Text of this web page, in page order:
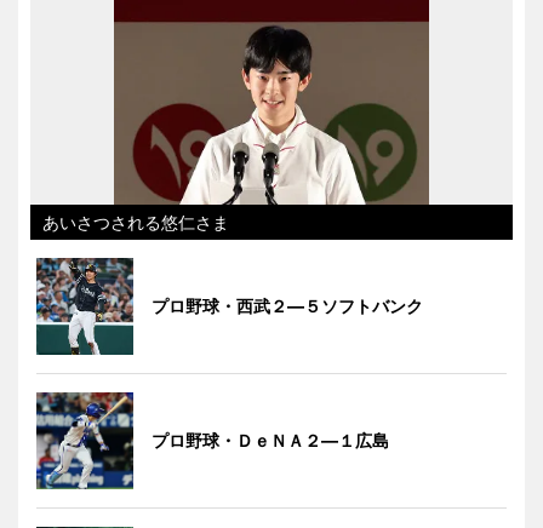
あいさつされる悠仁さま
プロ野球・西武２―５ソフトバンク
プロ野球・ＤｅＮＡ２―１広島